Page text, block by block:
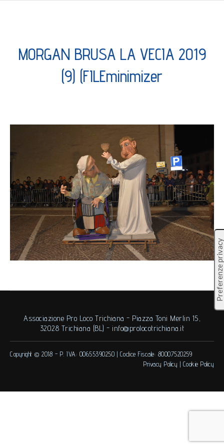
MORGAN BRUSA LA VECIA 2019
(9) (FILEminimizer
Associazione Pro Loco Trichiana - Piazza Toni Merlin 15,
32028 Trichiana (BL) -info@prolocotrichiana.it
Copyright © 2018 - P. IVA: 00655390250 | Codice Fiscale: 80007520259
Privacy Policy | Cookie Policy